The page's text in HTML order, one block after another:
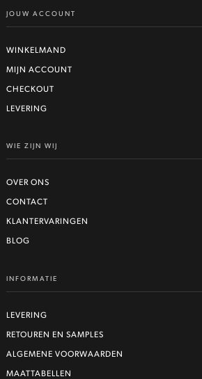
JOUW ACCOUNT
WINKELMAND
MIJN ACCOUNT
CHECKOUT
LEVERING
WIE ZIJN WIJ
OVER ONS
CONTACT
KLANTERVARINGEN
BLOG
INFORMATIE
LEVERING
RETOUREN EN SAMPLES
ALGEMENE VOORWAARDEN
MAATTABELLEN